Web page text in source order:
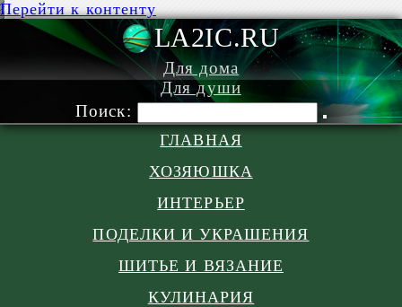
Перейти к контенту
LA2IC.RU
Для дома
Для души
Поиск:
ГЛАВНАЯ
ХОЗЯЮШКА
ИНТЕРЬЕР
ПОДЕЛКИ И УКРАШЕНИЯ
ШИТЬЕ И ВЯЗАНИЕ
КУЛИНАРИЯ